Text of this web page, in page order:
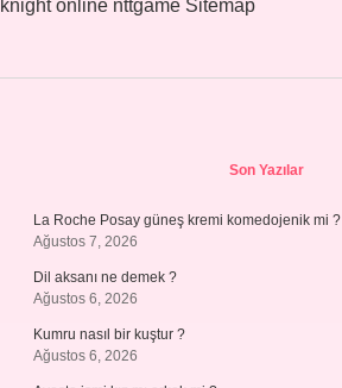
knight online nttgame Sitemap
Son Yazılar
La Roche Posay güneş kremi komedojenik mi ?
Ağustos 7, 2026
Dil aksanı ne demek ?
Ağustos 6, 2026
Kumru nasıl bir kuştur ?
Ağustos 6, 2026